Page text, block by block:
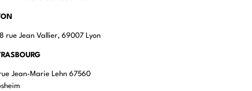
rue Jean Vallier, 69007 Lyon
Jean-Marie Lehn 67560